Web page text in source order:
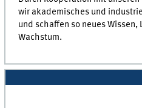
wir akademisches und
und schaffen so neues Wissen,
Wachstum.